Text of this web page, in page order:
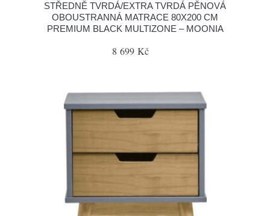
STŘEDNĚ TVRDÁ/EXTRA TVRDÁ PĚNOVÁ
OBOUSTRANNÁ MATRACE 80X200 CM
PREMIUM BLACK MULTIZONE – MOONIA
8 699 Kč